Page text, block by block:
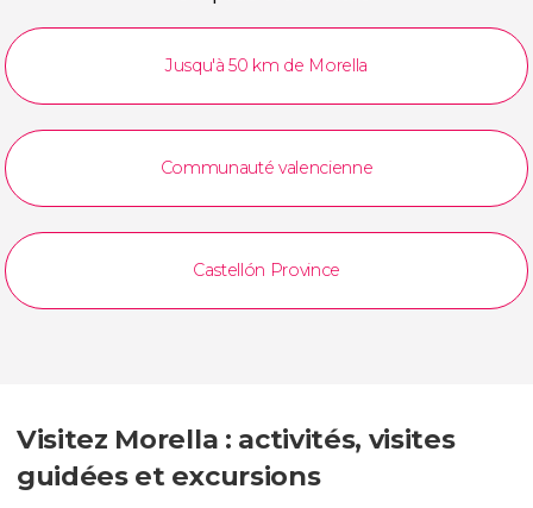
Jusqu'à 50 km de Morella
Communauté valencienne
Castellón Province
Visitez Morella : activités, visites
guidées et excursions